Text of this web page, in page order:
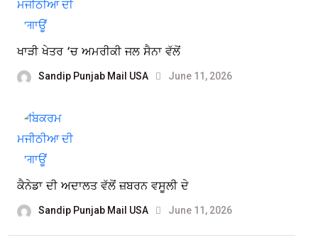
ਖਾੜੀ ਖੇਤਰ ‘ਚ ਅਮਰੀਕੀ ਜਲ ਸੈਨਾ ਵੱਲੋਂ
Sandip Punjab Mail USA June 11, 2026
ਕੈਨੇਡਾ ਦੀ ਅਦਾਲਤ ਵੱਲੋਂ ਜ਼ਬਰਨ ਵਸੂਲੀ ਦੇ
Sandip Punjab Mail USA June 11, 2026